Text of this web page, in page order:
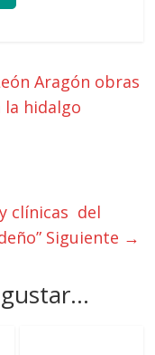
Aragón obras
la hidalgo
clínicas del
Siguiente →